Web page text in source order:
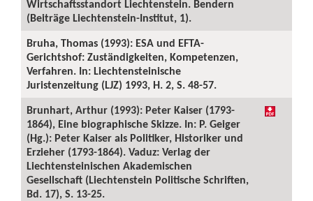
Wirtschaftsstandort Liechtenstein. Bendern
(Beiträge Liechtenstein-Institut, 1).
Bruha, Thomas (1993): ESA und EFTA-
Gerichtshof: Zuständigkeiten, Kompetenzen,
Verfahren. In: Liechtensteinische
Juristenzeitung (LJZ) 1993, H. 2, S. 48-57.
Brunhart, Arthur (1993): Peter Kaiser (1793-
1864), Eine biographische Skizze. In: P. Geiger
(Hg.): Peter Kaiser als Politiker, Historiker und
Erzieher (1793-1864). Vaduz: Verlag der
Liechtensteinischen Akademischen
Gesellschaft (Liechtenstein Politische Schriften,
Bd. 17), S. 13-25.